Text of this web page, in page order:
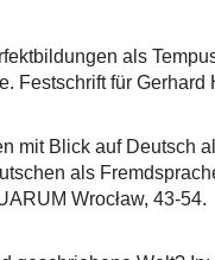
als
Festschrift für
mit Blick auf Deutsch
als
Wrocław, 43-54.